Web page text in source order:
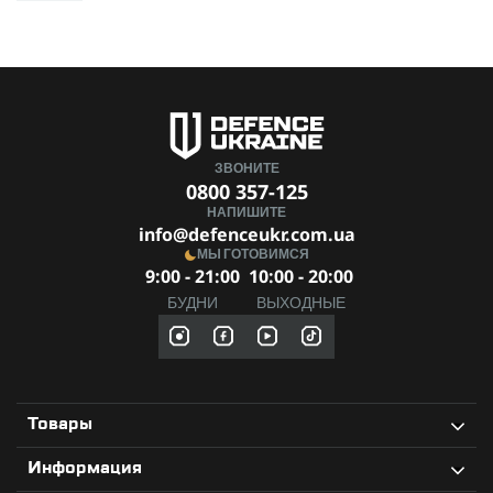
ЗВОНИТЕ
0800 357-125
НАПИШИТЕ
info@defenceukr.com.ua
МЫ ГОТОВИМСЯ
9:00 - 21:00
БУДНИ
10:00 - 20:00
ВЫХОДНЫЕ
Товары
Информация